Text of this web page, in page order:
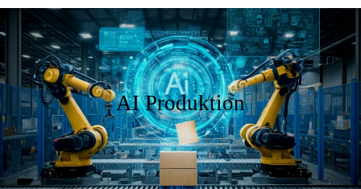
AI Produktion